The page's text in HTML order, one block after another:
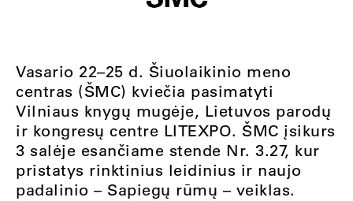
Vasario 22–25 d. Šiuolaikinio meno
centras (ŠMC) kviečia pasimatyti
Vilniaus knygų mugėje, Lietuvos parodų
ir kongresų centre LITEXPO. ŠMC įsikurs
3 salėje esančiame stende Nr. 3.27, kur
pristatys rinktinius leidinius ir naujo
padalinio – Sapiegų rūmų – veiklas.